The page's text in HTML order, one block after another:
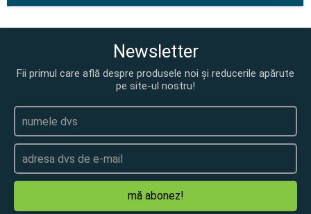
Newsletter
Fii primul care află despre produsele noi și reducerile apărute
pe site-ul nostru!
mă abonez!